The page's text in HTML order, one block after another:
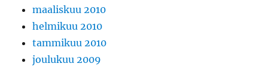
maaliskuu 2010
helmikuu 2010
tammikuu 2010
joulukuu 2009